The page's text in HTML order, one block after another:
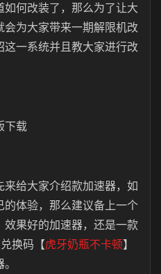
何改装了，那么为了让大
为大家带来一期解限机改
一系统并且教大家进行改
下载
给大家介绍款加速器，如
体验，那么建议备上一个
果好的加速器，还是一款
换码【虎牙奶瓶不卡顿】